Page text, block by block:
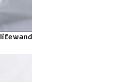
lifewand מכשיר מציל מחנק‎